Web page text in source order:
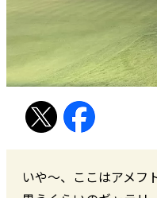
いや〜、ここはアメフ